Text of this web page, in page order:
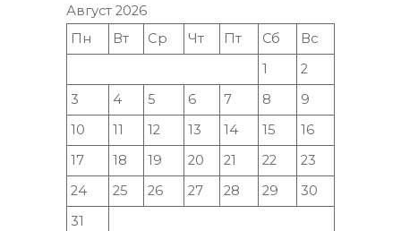
Август 2026
Пн
Вт Ср Чт Пт Сб
Вс
1
2
3
4 5 6 7 8
9
10
11 12 13 14 15
16
17
18 19 20 21 22
23
24
25 26 27 28 29
30
31